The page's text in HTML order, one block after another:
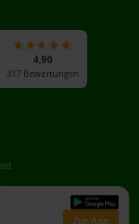
Zur App
4,90
317 Bewertungen